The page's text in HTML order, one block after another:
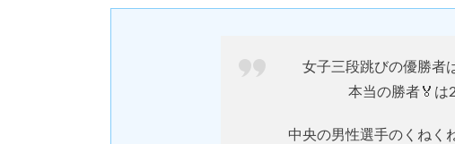
女子三段跳びの優勝者
本当の勝者🏅は
中央の男性選手のくねく